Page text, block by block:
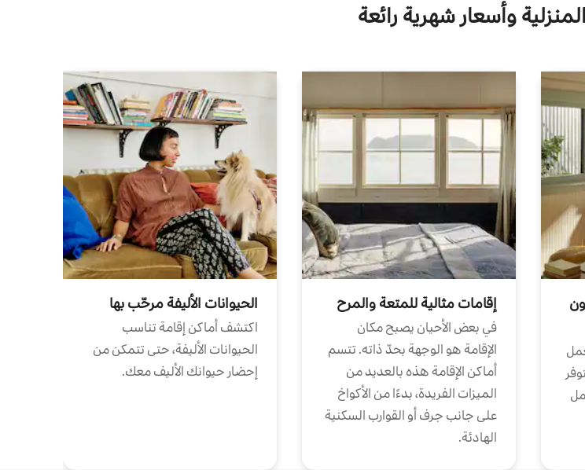
وأسعار شهرية رائعة
إقامات مثالية للمتعة والمرح
في بعض الأحيان يصبح مكان
الإقامة هو الوجهة بحدّ ذاته. تتسم
أماكن الإقامة هذه بالعديد من
الميزات الفريدة، بدءًا من الأكواخ
على جانب جرف أو القوارب السكنية
الهادئة.
الحيوانات الأليفة مرحّب بها
اكتشف أماكن إقامة تناسب
الحيوانات الأليفة، حتى تتمكن من
إحضار حيوانك الأليف معك.